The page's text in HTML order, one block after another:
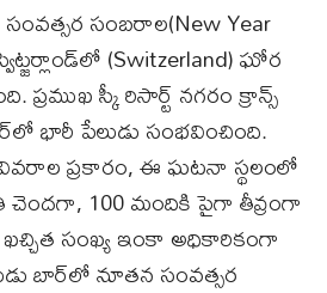
సంబరాల(New Year
(Switzerland) ఘోర
ప్రముఖ స్కీ రిసార్ట్ నగరం క్రాన్స్‌
పేలుడు సంభవించింది.
ప్రకారం, ఈ ఘటనా స్థలంలో
చెందగా, 100 మందికి పైగా తీవ్రంగా
సంఖ్య ఇంకా అధికారికంగా
బార్‌లో నూతన సంవత్సర